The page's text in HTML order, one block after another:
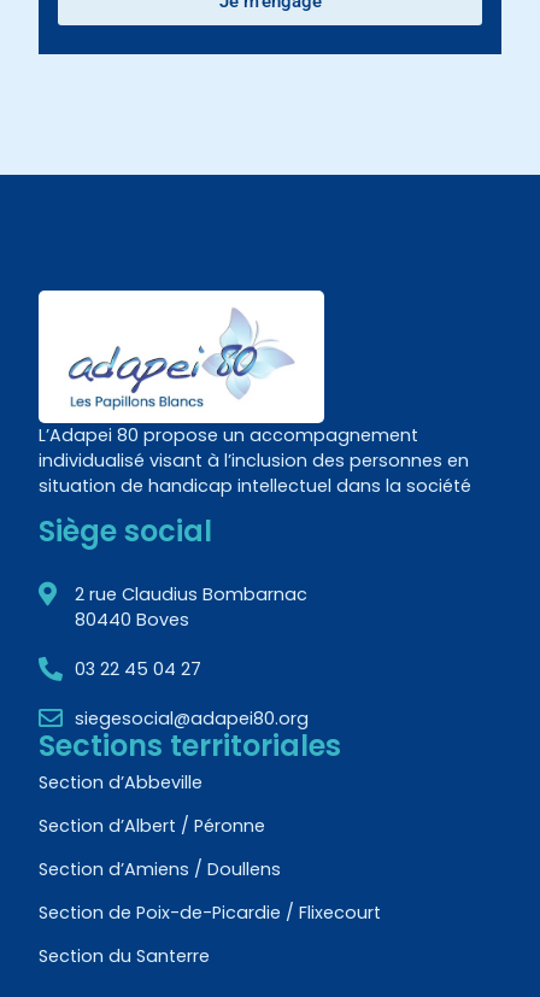
L’Adapei 80 propose un accompagnement
individualisé visant à l’inclusion des personnes en
situation de handicap intellectuel dans la société
Siège social
2 rue Claudius Bombarnac
80440 Boves
03 22 45 04 27
siegesocial@adapei80.org
Sections territoriales
Section d’Abbeville
Section d’Albert / Péronne
Section d’Amiens / Doullens
Section de Poix-de-Picardie / Flixecourt
Section du Santerre